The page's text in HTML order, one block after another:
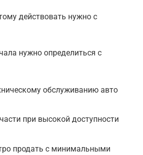
действовать нужно с
нужно определиться с
обслуживанию авто
при высокой доступности
продать с минимальными